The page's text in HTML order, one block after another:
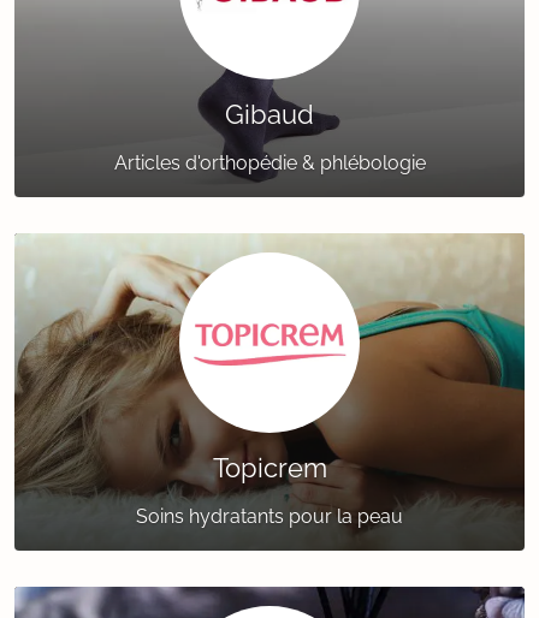
Gibaud
Articles d'orthopédie & phlébologie
Topicrem
Soins hydratants pour la peau